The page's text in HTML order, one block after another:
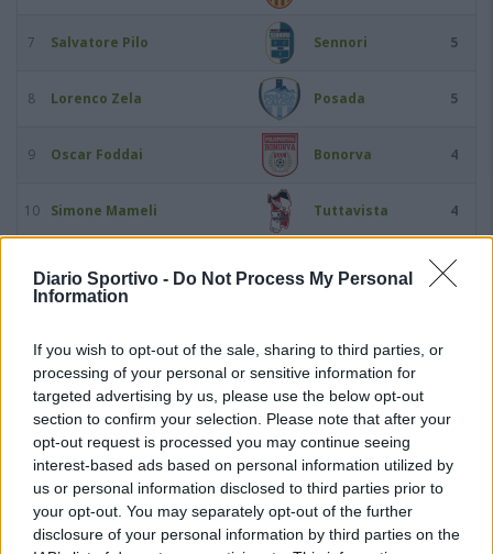
Diario Sportivo - Do Not Process My Personal
Information
If you wish to opt-out of the sale, sharing to third parties, or
processing of your personal or sensitive information for
targeted advertising by us, please use the below opt-out
section to confirm your selection. Please note that after your
opt-out request is processed you may continue seeing
interest-based ads based on personal information utilized by
us or personal information disclosed to third parties prior to
your opt-out. You may separately opt-out of the further
disclosure of your personal information by third parties on the
7 Salvatore Pilo Sennori 5
8 Lorenco Zela Posada 5
9 Oscar Foddai Bonorva 4
10 Simone Mameli Tuttavista 4
3
13 Stefano Mereu Alghero Calcio
Hernan Salazar Bonorva
15 Antonio Sini Stintino
Moro Junior Tadeu Nuorese